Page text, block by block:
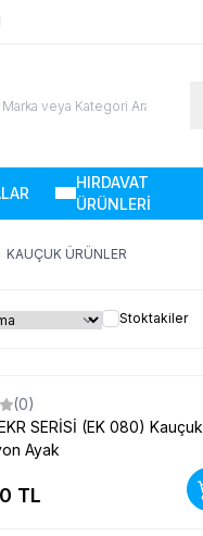
HIRDAVAT
ÜRÜNLERİ
KAUÇUK ÜRÜNLER
Stoktakiler
(0)
SERİSİ (EK 080) Kauçuk
Ayak
TL